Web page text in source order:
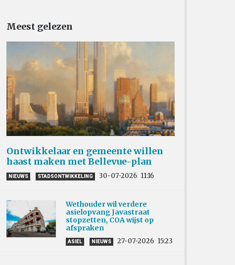
Meest gelezen
Ontwikkelaar en gemeente willen
haast maken met Bellevue-plan
NIEUWS STADSONTWIKKELING 30-07-2026 11:16
Wethouder wil verdere
asielopvang Javastraat
stopzetten, COA wijst op
afspraken
ASIEL NIEUWS 27-07-2026 15:23